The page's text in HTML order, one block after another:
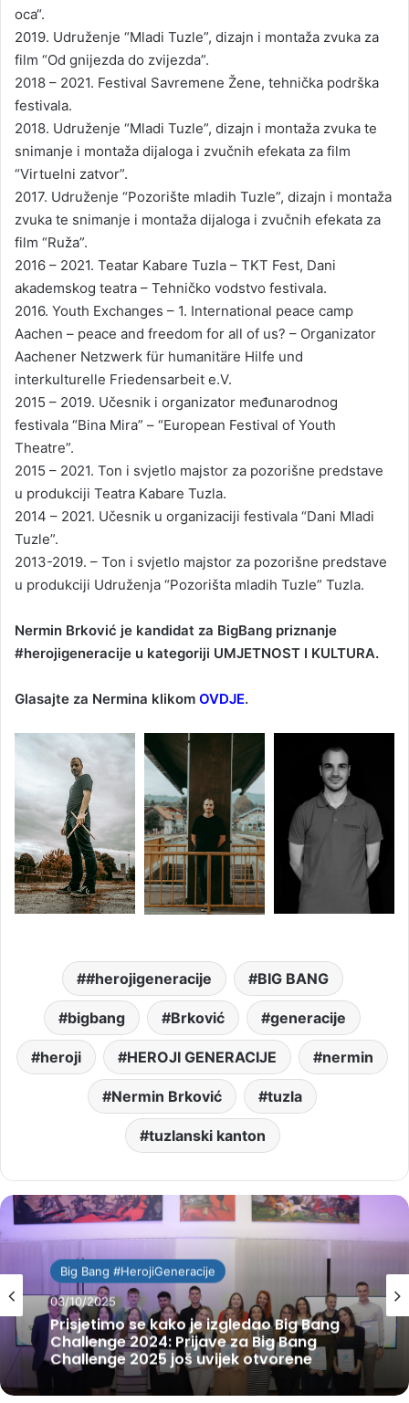
oca“.
2019. Udruženje “Mladi Tuzle”, dizajn i montaža zvuka za
film “Od gnijezda do zvijezda”.
2018 – 2021. Festival Savremene Žene, tehnička podrška
festivala.
2018. Udruženje “Mladi Tuzle”, dizajn i montaža zvuka te
snimanje i montaža dijaloga i zvučnih efekata za film
“Virtuelni zatvor”.
2017. Udruženje “Pozorište mladih Tuzle”, dizajn i montaža
zvuka te snimanje i montaža dijaloga i zvučnih efekata za
film “Ruža”.
2016 – 2021. Teatar Kabare Tuzla – TKT Fest, Dani
akademskog teatra – Tehničko vodstvo festivala.
2016. Youth Exchanges – 1. International peace camp
Aachen – peace and freedom for all of us? – Organizator
Aachener Netzwerk für humanitäre Hilfe und
interkulturelle Friedensarbeit e.V.
2015 – 2019. Učesnik i organizator međunarodnog
festivala “Bina Mira” – “European Festival of Youth
Theatre”.
2015 – 2021. Ton i svjetlo majstor za pozorišne predstave
u produkciji Teatra Kabare Tuzla.
2014 – 2021. Učesnik u organizaciji festivala “Dani Mladi
Tuzle”.
2013-2019. – Ton i svjetlo majstor za pozorišne predstave
u produkciji Udruženja “Pozorišta mladih Tuzle” Tuzla.
Nermin Brković je kandidat za BigBang priznanje
#herojigeneracije u kategoriji UMJETNOST I KULTURA.
Glasajte za Nermina klikom OVDJE.
#herojigeneracije BIG BANG
bigbang Brković generacije
heroji HEROJI GENERACIJE nermin
Nermin Brković tuzla
tuzlanski kanton
Big Bang #HerojiGeneracije
03/10/2025
Prisjetimo se kako je izgledao Big Bang
Challenge 2024: Prijave za Big Bang
Challenge 2025 još uvijek otvorene